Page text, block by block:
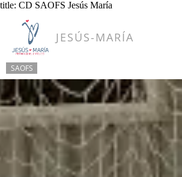
title: CD SAOFS Jesús María
JESÚS-MARÍA
SAOFS